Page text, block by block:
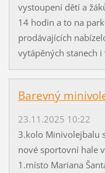
vystoupení dětí a
14 hodin a to na
prodávajících
vytápěných stanech
Barevný
23.11.2025 10:22
3.kolo Minivolejbalu
nové sportovní hale
1.místo Mariana